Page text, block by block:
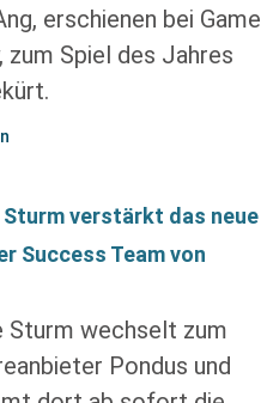
erschienen bei Game
zum Spiel des Jahres
Sturm verstärkt das neue
Success Team von
Sturm wechselt zum
Pondus und